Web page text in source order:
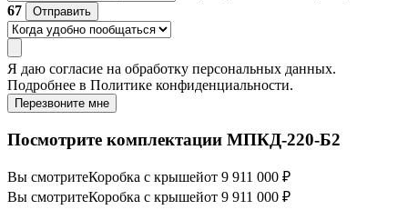
67
Отправить
Я даю согласие на обработку персональных данных.
Подробнее в Политике конфиденциальности.
Перезвоните мне
Посмотрите комплектации МПКД-220-Б2
Вы смотритеКоробка с крышейот 9 911 000 ₽
Вы смотритеКоробка с крышейот 9 911 000 ₽